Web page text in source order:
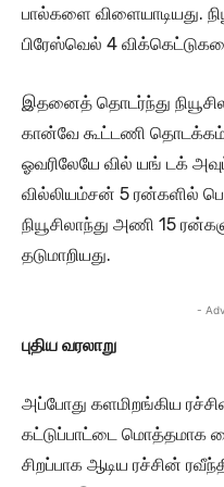
பால்களை விளையாடியது.
பிரேஸ்வெல் 4
இதனைத் தொடர்ந்து
கான்வே கூட்டணி தொடக்கம்
ஓவரிலேயே வில் யங் டக்
வில்லியம்சன் 5 ரன்களில்
நியூசிலாந்து அணி 15
தடுமாறியது.
-
புதிய வரலாறு
அப்போது களமிறங்கிய
கட்டுப்பாட்டை மொத்தமாக
சிறப்பாக ஆடிய ரச்சின்